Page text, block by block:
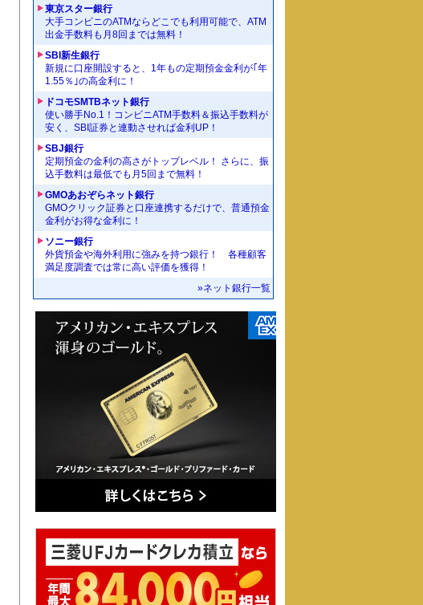
東京スター銀行
大手コンビニのATMならどこでも利用可能で、ATM
出金手数料も月8回までは無料！
SBI新生銀行
新規に口座開設すると、1年もの定期預金金利が｢年
1.55％｣の高金利に！
ドコモSMTBネット銀行
使い勝手No.1！コンビニATM手数料＆振込手数料が
安く、SBI証券と連動させれば金利UP！
SBJ銀行
定期預金の金利の高さがトップレベル！ さらに、振
込手数料は最低でも月5回まで無料！
GMOあおぞらネット銀行
GMOクリック証券と口座連携するだけで、普通預金
金利がお得な金利に！
ソニー銀行
外貨預金や海外利用に強みを持つ銀行！ 各種顧客
満足度調査では常に高い評価を獲得！
»ネット銀行一覧